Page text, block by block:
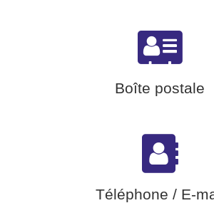
Boîte postale
Téléphone / E-